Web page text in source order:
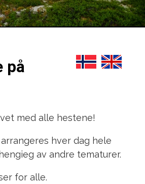
på
med alle hestene!
hver dag hele
av andre tematurer.
for alle.